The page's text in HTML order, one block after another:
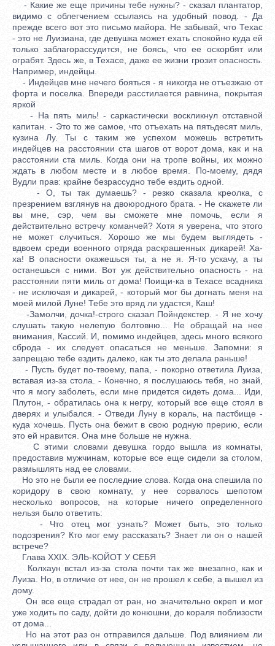
- Какие же еще причины тебе нужны? - сказал плантатор,
видимо с облегчением ссылаясь на удобный повод. - Да
прежде всего вот это письмо майора. Не забывай, что Техас
- это не Луизиана, где девушка может ехать спокойно куда ей
только заблагорассудится, не боясь, что ее оскорбят или
ограбят. Здесь же, в Техасе, даже ее жизни грозит опасность.
Например, индейцы.
- Индейцев мне нечего бояться - я никогда не отъезжаю от
форта и поселка. Впереди расстилается равнина, покрытая
яркой
- На пять миль! - саркастически воскликнул отставной
капитан. - Это то же самое, что отъехать на пятьдесят миль,
кузина Лу. Ты с таким же успехом можешь встретить
индейцев на расстоянии ста шагов от ворот дома, как и на
расстоянии ста миль. Когда они на тропе войны, их можно
ждать в любом месте и в любое время. По-моему, дядя
Вудли прав: крайне безрассудно тебе ездить одной.
- О, ты так думаешь? - резко сказала креолка, с
презрением взглянув на двоюродного брата. - Не скажете ли
вы мне, сэр, чем вы сможете мне помочь, если я
действительно встречу команчей? Хотя я уверена, что этого
не может случиться. Хорошо же мы будем выглядеть -
вдвоем среди военного отряда раскрашенных дикарей! Ха-
ха! В опасности окажешься ты, а не я. Я-то ускачу, а ты
останешься с ними. Вот уж действительно опасность - на
расстоянии пяти миль от дома! Поищи-ка в Техасе всадника
- не исключая и дикарей, - который мог бы догнать меня на
моей милой Луне! Тебе это вряд ли удастся, Каш!
-Замолчи, дочка!-строго сказал Пойндекстер. - Я не хочу
слушать такую нелепую болтовню... Не обращай на нее
внимания, Кассий. И, помимо индейцев, здесь много всякого
сброда - их следует опасаться не меньше. Запомни: я
запрещаю тебе ездить далеко, как ты это делала раньше!
- Пусть будет по-твоему, папа, - покорно ответила Луиза,
вставая из-за стола. - Конечно, я послушаюсь тебя, но знай,
что я могу заболеть, если мне придется сидеть дома... Иди,
Плутон, - обратилась она к негру, который все еще стоял в
дверях и улыбался. - Отведи Луну в кораль, на пастбище -
куда хочешь. Пусть она бежит в свою родную прерию, если
это ей нравится. Она мне больше не нужна.
С этими словами девушка гордо вышла из комнаты,
предоставив мужчинам, которые все еще сидели за столом,
размышлять над ее словами.
Но это не были ее последние слова. Когда она спешила по
коридору в свою комнату, у нее сорвалось шепотом
несколько вопросов, на которые ничего определенного
нельзя было ответить:
- Что отец мог узнать? Может быть, это только
подозрения? Кто мог ему рассказать? Знает ли он о нашей
встрече?
Глава XXIX. ЭЛЬ-КОЙОТ У СЕБЯ
Колхаун встал из-за стола почти так же внезапно, как и
Луиза. Но, в отличие от нее, он не прошел к себе, а вышел из
дому.
Он все еще страдал от ран, но значительно окреп и мог
уже ходить по саду, дойти до конюшни, до кораля поблизости
от дома...
Но на этот раз он отправился дальше. Под влиянием ли